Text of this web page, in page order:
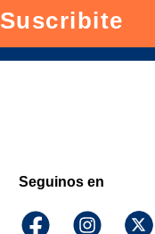
Suscribite
Seguinos en